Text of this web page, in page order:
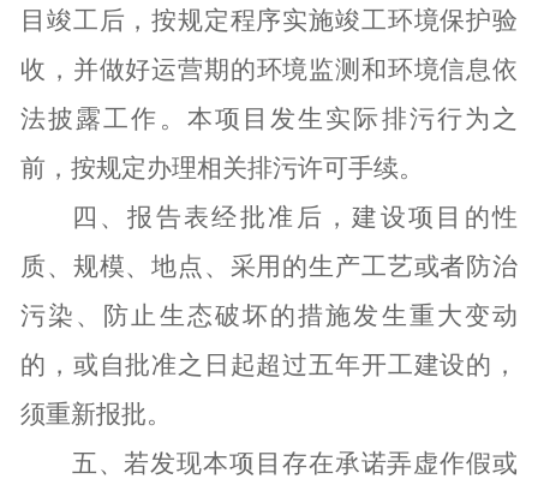
目竣工后，按规定程序实施竣工环境保护验
收 ，并做好运营期的环境监测和环境信息依
法披露工作。本项目发生实际排污行为之
前，按规定办理相关排污许可手续。
四、报告表经批准后，建设项目的性
质、规模、地点、采用的生产工艺或者防治
污染、防止生态破坏的措施发生重大变动
的，或自批准之日起超过五年开工建设的，
须重新报批。
五、若发现本项目存在承诺弄虚作假或